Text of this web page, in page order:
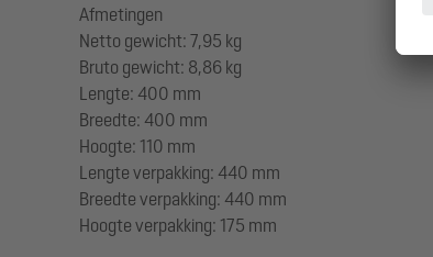
Afmetingen
Netto gewicht: 7,95 kg
Bruto gewicht: 8,86 kg
Lengte: 400 mm
Breedte: 400 mm
Hoogte: 110 mm
Lengte verpakking: 440 mm
Breedte verpakking: 440 mm
Hoogte verpakking: 175 mm